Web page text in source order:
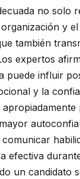
no solo
y
también
expertos
puede influir
y la
efectiva
un candidato